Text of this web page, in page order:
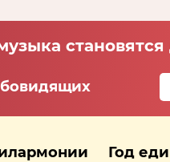
становятся
Год